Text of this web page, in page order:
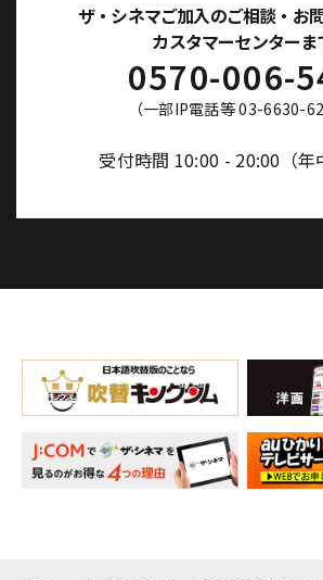
ザ・シネマご加入のご相談・お
カスタマーセンターま
0570-006-
（一部IP電話等 03-6630-
受付時間 10:00 - 20:00（年